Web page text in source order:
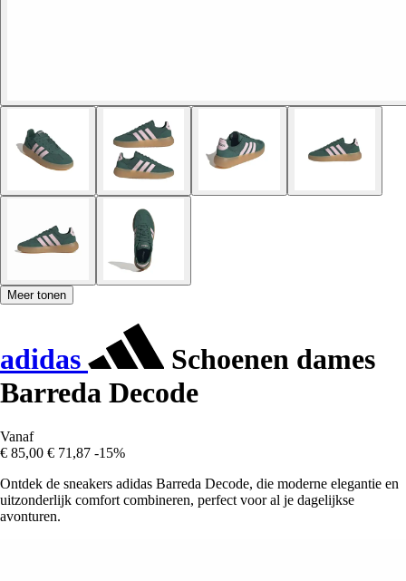
Meer tonen
adidas
Schoenen dames
Barreda Decode
Vanaf
€ 85,00 € 71,87 -15%
Ontdek de sneakers adidas Barreda Decode, die moderne elegantie en
uitzonderlijk comfort combineren, perfect voor al je dagelijkse
avonturen.